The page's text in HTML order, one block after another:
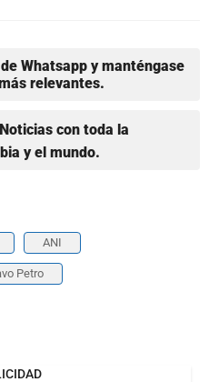
Whatsapp y manténgase
relevantes.
con toda la
y el mundo.
ANI
Petro